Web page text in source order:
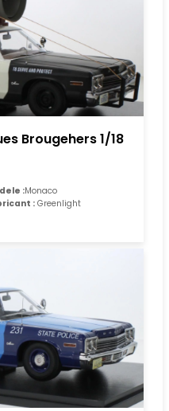
Brougehers 1/18
:Monaco
:Greenlight